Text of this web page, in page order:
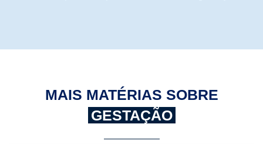
MAIS MATÉRIAS SOBRE
GESTAÇÃO